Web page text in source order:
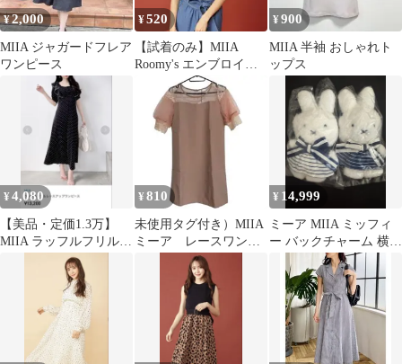
¥2,000
MIIA ジャガードフレア
ワンピース
¥520
【試着のみ】MIIA
Roomy's エンブロイダ
リー フリル レース ブ
ラウス
¥900
MIIA 半袖 おしゃれト
ップス
¥4,080
【美品・定価1.3万】
MIIA ラッフルフリルレ
ースアップワンピース
¥ 810
未使用タグ付き）MIIA
ミーア レースワンピ
ースドレス ピンク
¥ 14,999
ミーア MIIA ミッフィ
ー バックチャーム 横浜
限定 マスコット